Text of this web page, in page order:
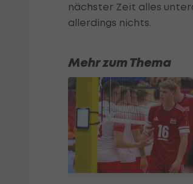
nächster Zeit alles
allerdings nichts.
Mehr zum Thema